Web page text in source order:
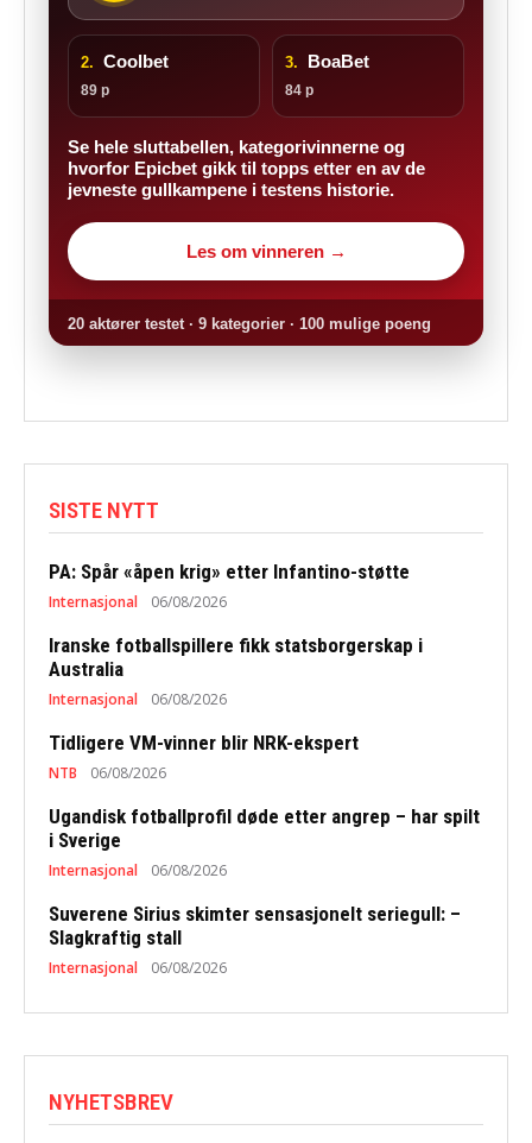
2. Coolbet
89 p
3. BoaBet
84 p
Se hele sluttabellen, kategorivinnerne og
hvorfor Epicbet gikk til topps etter en av de
jevneste gullkampene i testens historie.
Les om vinneren →
20 aktører testet · 9 kategorier · 100 mulige poeng
SISTE NYTT
PA: Spår «åpen krig» etter Infantino-støtte
Internasjonal 06/08/2026
Iranske fotballspillere fikk statsborgerskap i
Australia
Internasjonal 06/08/2026
Tidligere VM-vinner blir NRK-ekspert
NTB 06/08/2026
Ugandisk fotballprofil døde etter angrep – har spilt
i Sverige
Internasjonal 06/08/2026
Suverene Sirius skimter sensasjonelt seriegull: –
Slagkraftig stall
Internasjonal 06/08/2026
NYHETSBREV